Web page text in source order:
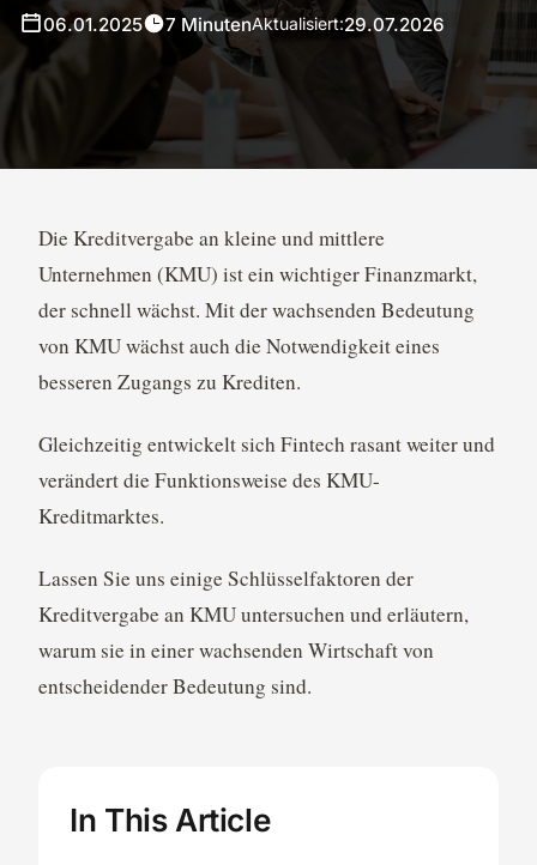
06.01.2025 7 MinutenAktualisiert:29.07.2026
Die Kreditvergabe an kleine und mittlere
Unternehmen (KMU) ist ein wichtiger Finanzmarkt,
der schnell wächst. Mit der wachsenden Bedeutung
von KMU wächst auch die Notwendigkeit eines
besseren Zugangs zu Krediten.
Gleichzeitig entwickelt sich Fintech rasant weiter und
verändert die Funktionsweise des KMU-
Kreditmarktes.
Lassen Sie uns einige Schlüsselfaktoren der
Kreditvergabe an KMU untersuchen und erläutern,
warum sie in einer wachsenden Wirtschaft von
entscheidender Bedeutung sind.
In This Article